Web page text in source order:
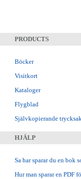
PRODUCTS
Böcker
Visitkort
Kataloger
Flygblad
Självkopierande
HJÄLP
Sa har sparar du en bok
Hur man sparar en PDF